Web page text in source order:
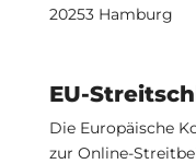
20253 Hamburg
EU-
Die Europäische
zur Online-